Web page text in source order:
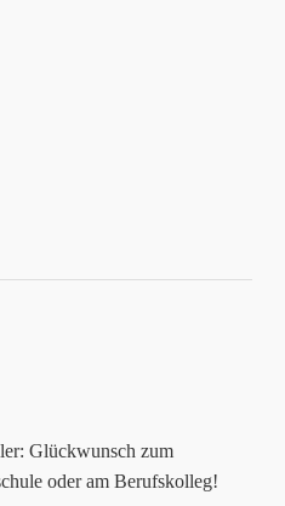
Glückwunsch zum
oder am Berufskolleg!